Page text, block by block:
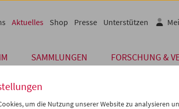
SAMMLUNGEN FORSCHUNG &
Aktuelles Shop Presse Unterstützen
um die Nutzung unserer Website zu analysieren